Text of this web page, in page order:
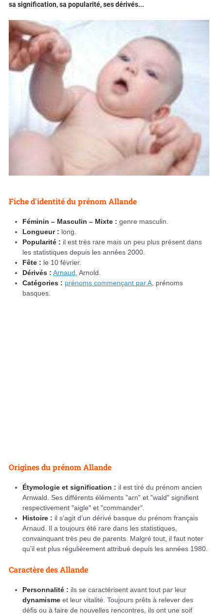
sa signification, sa popularité, ses dérivés...
Fiche d'identité du prénom Allande
Féminin – Masculin – Mixte : genre masculin.
Longueur : long.
Popularité : il est très rare mais un peu plus présent dans
les statistiques depuis les années 2000.
Fête : le 10 février.
Dérivés : Arnaud , Arnold.
Catégories : prénoms commençant par A , prénoms
basques.
Origines du prénom Allande
Étymologie et signification : il est tiré du prénom ancien
Arnwald. Ses différents éléments "arn" et "wald" signifient
respectivement "aigle" et "commander".
Histoire : il s’agit d’un dérivé basque du prénom français
Arnaud. Il a toujours été rare dans les statistiques,
convainquant très peu de parents. Malgré tout, il faut noter
qu’il est plus régulièrement attribué depuis les années 1980.
Caractère des Allande
Personnalité : ils se caractérisent avant tout par leur
dynamisme et leur vitalité. Toujours prêts à relever des
défis ou à faire de nouvelles rencontres, ils ont une soif